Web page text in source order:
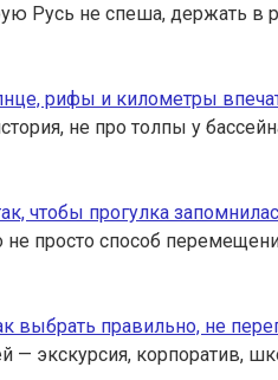
Русь не спеша, держать в
рифы и километры
не про толпы у
чтобы прогулка
не просто способ
выбрать правильно, не
— экскурсия, корпоратив,